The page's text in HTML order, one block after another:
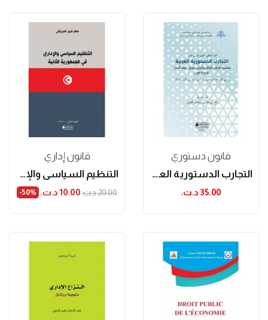
قانون إداري
التنظيم السياسي والإداري في الجمهورية الثانية
20.00 د.ت.‏ 10.00 د.ت.‏ ‎-50%
قانون دستوري
التجارب الدستورية العربية
35.00 د.ت.‏